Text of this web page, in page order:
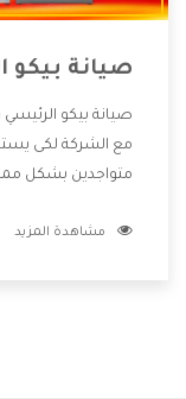
صيانة بيكو
صيانة بيكو
مع الشركة لكى
متواجدين بشكل
الشركة بها والتى
مشاهدة المزيد